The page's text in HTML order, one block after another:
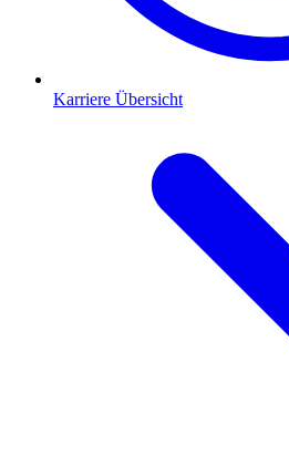
Karriere Übersicht